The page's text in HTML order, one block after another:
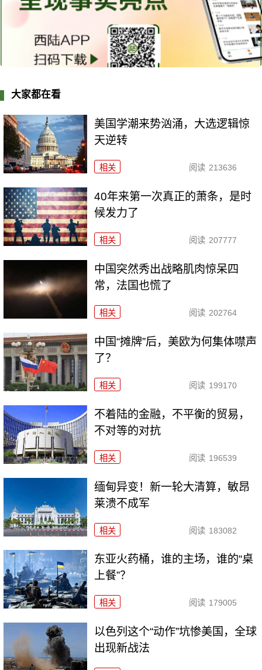
大家都在看
美国学潮来势汹涌，大选逻辑惊
天逆转
相关 阅读 213636
40年来第一次真正的萧条，是时
候发力了
相关 阅读 207777
中国突然秀出战略肌肉惊呆四
常，法国也慌了
相关 阅读 202764
中国“摊牌”后，美欧为何集体噤声
了？
相关 阅读 199170
不着陆的金融，不平衡的贸易，
不对等的对抗
相关 阅读 196539
缅甸异变！新一轮大清算，敏昂
莱溃不成军
相关 阅读 183082
东亚火药桶，谁的主场，谁的“桌
上餐”？
相关 阅读 179005
以色列这个“动作”坑惨美国，全球
出现新战法